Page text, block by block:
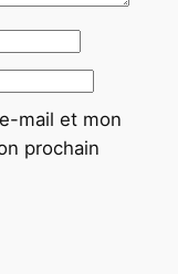
mail et mon
prochain